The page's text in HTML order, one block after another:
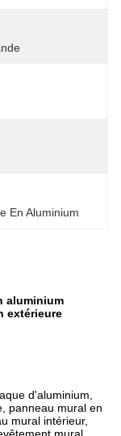
En Aluminium
aluminium
extérieure
d'aluminium,
panneau mural en
mural intérieur,